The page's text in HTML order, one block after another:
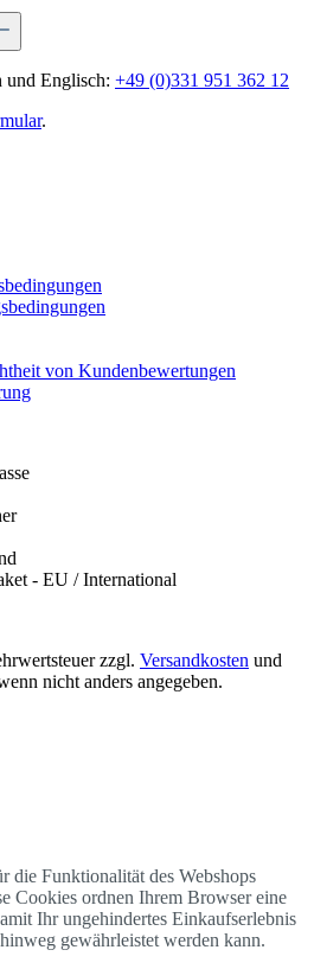
und Englisch: +49 (0)331 951 362 12
.
von Kundenbewertungen
zzgl. Versandkosten und
nicht anders angegeben.
die Funktionalität des Webshops
Cookies ordnen Ihrem Browser eine
Ihr ungehindertes Einkaufserlebnis
gewährleistet werden kann.